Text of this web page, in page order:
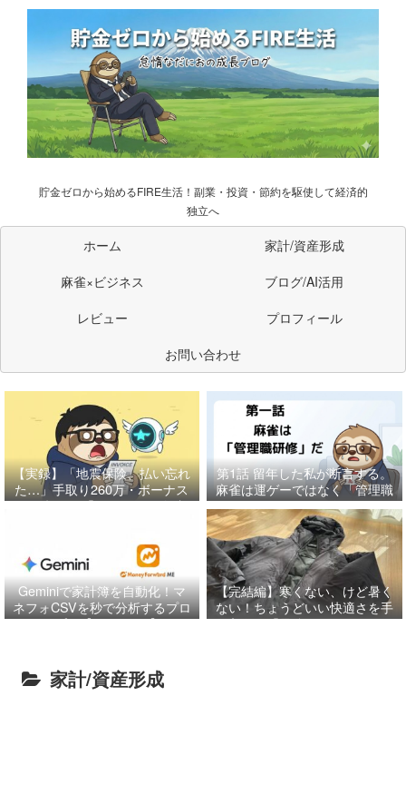
貯金ゼロから始めるFIRE生活！副業・投資・節約を駆使して経済的
独立へ
ホーム
家計/資産形成
麻雀×ビジネス
ブログ/AI活用
レビュー
プロフィール
お問い合わせ
【実録】「地震保険、払い忘れ
た…」手取り260万・ボーナス
月に起きた「85万円」の奇跡
第1話留年した私が断言する。
麻雀は運ゲーではなく「管理職
研修」だ
Geminiで家計簿を自動化！マ
ネフォCSVを秒で分析するプロ
ンプト【コピペOK】
【完結編】寒くない、けど暑く
ない！ちょうどいい快適さを手
に入れる「最強レイヤリング」
家計/資産形成